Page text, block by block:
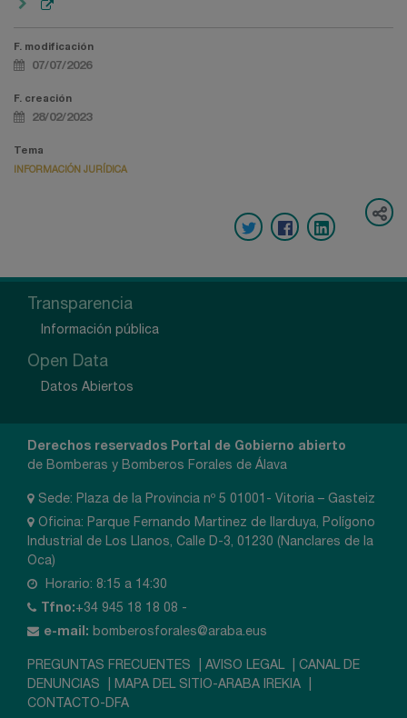
F. modificación
07/07/2026
F. creación
28/02/2023
Tema
INFORMACIÓN JURÍDICA
Transparencia
Información pública
Open Data
Datos Abiertos
Derechos reservados Portal de Gobierno abierto
de Bomberas y Bomberos Forales de Álava
Sede: Plaza de la Provincia nº 5 01001- Vitoria – Gasteiz
Oficina: Parque Fernando Martinez de Ilarduya, Polígono
Industrial de Los Llanos, Calle D-3, 01230 (Nanclares de la
Oca)
Horario: 8:15 a 14:30
Tfno:+34 945 18 18 08 -
e-mail: bomberosforales@araba.eus
PREGUNTAS FRECUENTES AVISO LEGAL
CANAL DE
DENUNCIAS
MAPA DEL SITIO-ARABA IREKIA
CONTACTO-DFA